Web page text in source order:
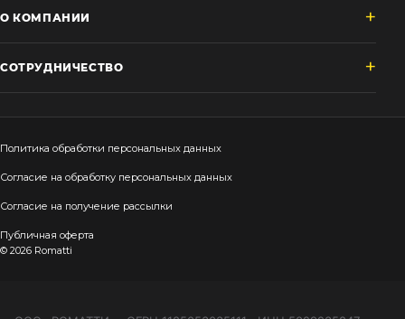
О КОМПАНИИ
СОТРУДНИЧЕСТВО
Политика обработки персональных данных
Согласие на обработку персональных данных
Согласие на получение рассылки
Публичная оферта
© 2026 Romatti